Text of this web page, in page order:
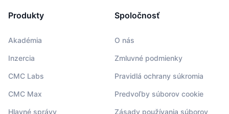
Produkty
Akadémia
Inzercia
CMC Labs
CMC Max
Hlavné správy
Spoločnosť
O nás
Zmluvné podmienky
Pravidlá ochrany súkromia
Predvoľby súborov cookie
Zásady používania súborov